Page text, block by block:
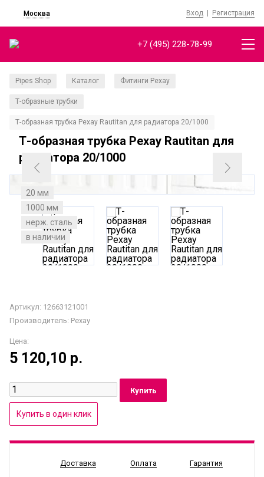
Москва Вход | Регистрация
+7 (495) 228-78-99
Pipes Shop Каталог Фитинги Рехау
Т-образные трубки
Т-образная трубка Рехау Rautitan для радиатора 20/1000
Т-образная трубка Рехау Rautitan для
радиатора 20/1000
20 мм
1000 мм
нерж. сталь
в наличии
Артикул: 12663121001
Производитель: Рехау
Цена:
5 120,10 р.
Доставка Оплата Гарантия